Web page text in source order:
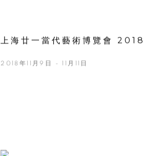
上海廿一當代藝術博覽會 2018
2018年11月9日 - 11月11日